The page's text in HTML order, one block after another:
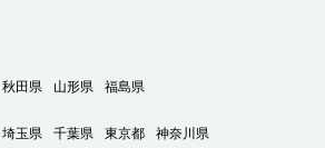
秋田県 山形県
福島県
埼玉県 千葉県 東京都
神奈川県